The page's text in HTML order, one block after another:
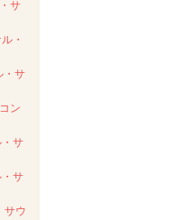
サ
・
・サ
ン
・サ
・サ
サウ